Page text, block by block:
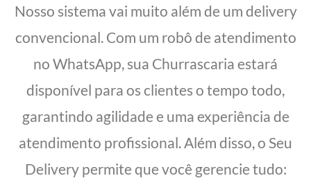
Nosso sistema vai muito além de um delivery
convencional. Com um robô de atendimento
no WhatsApp, sua Churrascaria estará
disponível para os clientes o tempo todo,
garantindo agilidade e uma experiência de
atendimento profissional. Além disso, o Seu
Delivery permite que você gerencie tudo: